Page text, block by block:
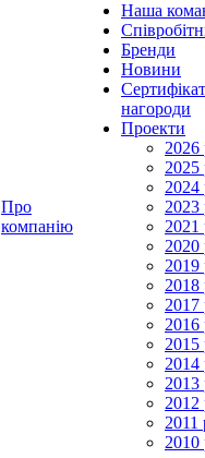
Про
компанію
Наша
Бренди
Новини
нагороди
Проекти
2026
2025
2024
2023
2021
2020
2019
2018
2017
2016
2015
2014
2013
2012
2011
2010